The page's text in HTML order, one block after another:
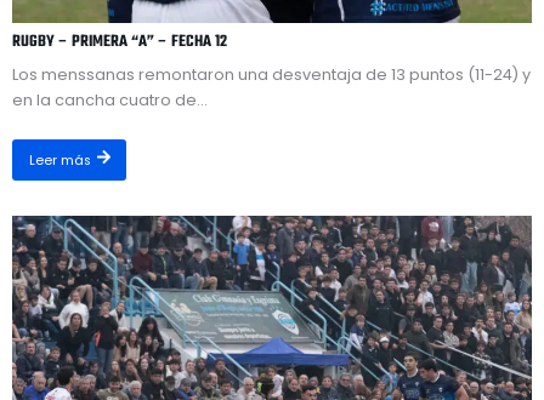
RUGBY – PRIMERA “A” – FECHA 12
Los menssanas remontaron una desventaja de 13 puntos (11-24) y
en la cancha cuatro de...
Leer más